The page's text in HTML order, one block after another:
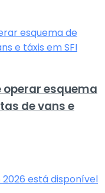
esquema
de vans e